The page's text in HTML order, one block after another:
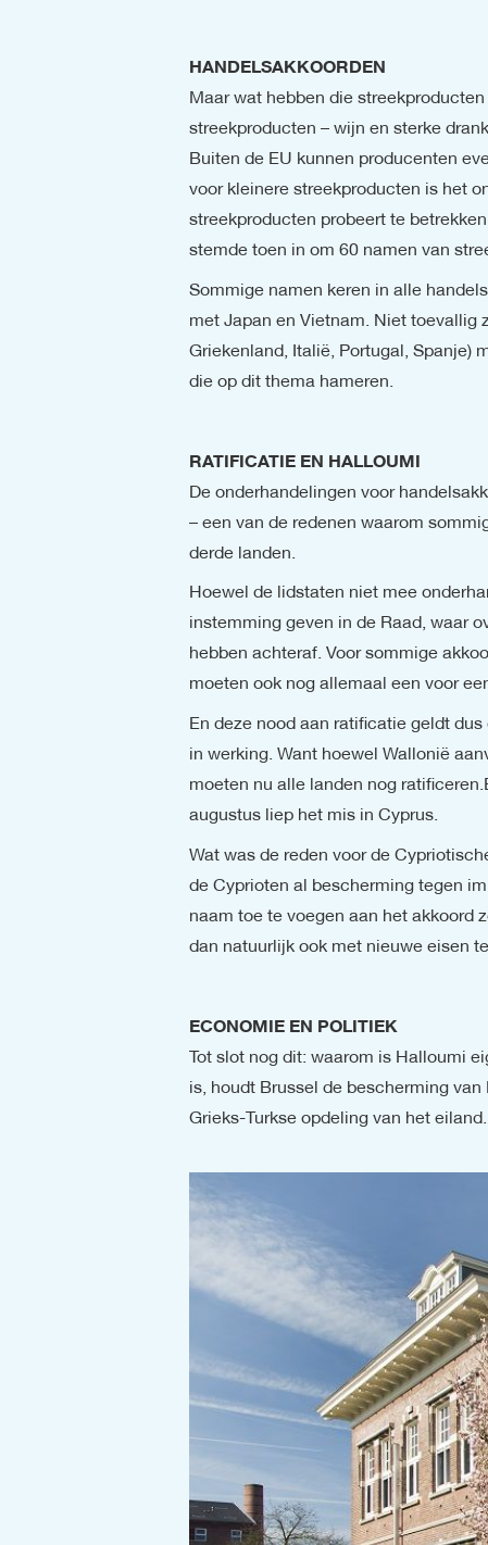
HANDELSAKKOORDEN
Maar wat hebben die
streekproducten – wijn en sterke
Buiten de EU kunnen producenten
voor kleinere streekproducten is het
streekproducten probeert te
stemde toen in om 60 namen van
Sommige namen keren in alle
met Japan en Vietnam. Niet toevallig
Griekenland, Italië, Portugal, Spanje)
die op dit thema hameren.
De onderhandelingen voor
– een van de redenen waarom
derde landen.
Hoewel de lidstaten niet mee
instemming geven in de Raad, waar
hebben achteraf. Voor sommige
moeten ook nog allemaal een voor
En deze nood aan ratificatie geldt
in werking. Want hoewel Wallonië
moeten nu alle landen nog
augustus liep het mis in Cyprus.
Wat was de reden voor de
de Cyprioten al bescherming tegen
naam toe te voegen aan het akkoord
dan natuurlijk ook met nieuwe eisen
ECONOMIE EN POLITIEK
Tot slot nog dit: waarom is Halloumi
is, houdt Brussel de bescherming
Grieks-Turkse opdeling van het